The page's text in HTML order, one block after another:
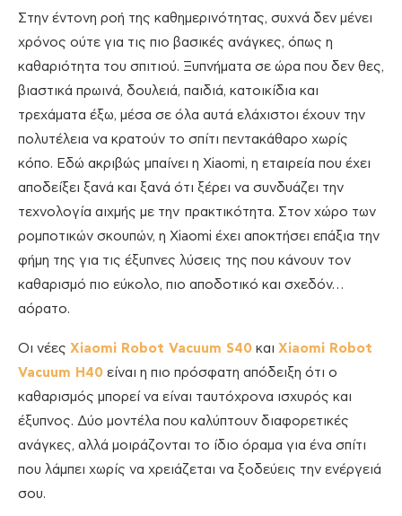
Στην έντονη ροή της καθημερινότητας, συχνά δεν μένει
χρόνος ούτε για τις πιο βασικές ανάγκες, όπως η
καθαριότητα του σπιτιού. Ξυπνήματα σε ώρα που δεν θες,
βιαστικά πρωινά, δουλειά, παιδιά, κατοικίδια και
τρεχάματα έξω, μέσα σε όλα αυτά ελάχιστοι έχουν την
πολυτέλεια να κρατούν το σπίτι πεντακάθαρο χωρίς
κόπο. Εδώ ακριβώς μπαίνει η Xiaomi, η εταιρεία που έχει
αποδείξει ξανά και ξανά ότι ξέρει να συνδυάζει την
τεχνολογία αιχμής με την πρακτικότητα. Στον χώρο των
ρομποτικών σκουπών, η Xiaomi έχει αποκτήσει επάξια την
φήμη της για τις έξυπνες λύσεις της που κάνουν τον
καθαρισμό πιο εύκολο, πιο αποδοτικό και σχεδόν…
αόρατο.
Οι νέες Xiaomi Robot Vacuum S40 και Xiaomi Robot
Vacuum H40 είναι η πιο πρόσφατη απόδειξη ότι ο
καθαρισμός μπορεί να είναι ταυτόχρονα ισχυρός και
έξυπνος. Δύο μοντέλα που καλύπτουν διαφορετικές
ανάγκες, αλλά μοιράζονται το ίδιο όραμα για ένα σπίτι
που λάμπει χωρίς να χρειάζεται να ξοδεύεις την ενέργειά
σου.